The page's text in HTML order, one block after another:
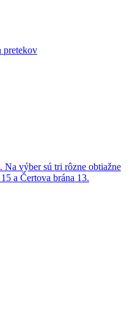
pretekov
Na výber sú tri rôzne obtiažne
a Čertova brána 13.